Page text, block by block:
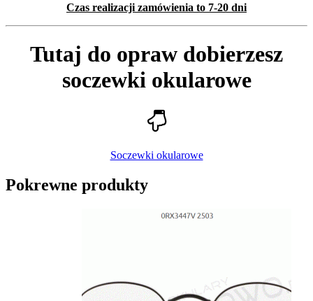
Czas realizacji zamówienia to 7-20 dni
​Tutaj do opraw dobierzesz
soczewki okularowe
Soczewki okularowe
Pokrewne produkty